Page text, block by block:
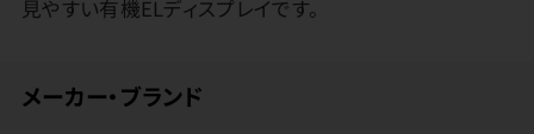
見やすい有機ELディスプレイです。
メーカー・ブランド